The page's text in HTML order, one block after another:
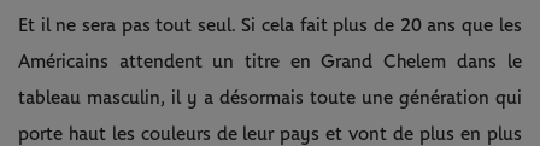
Et il ne sera pas tout seul. Si cela fait plus de 20 ans que les
Américains attendent un titre en Grand Chelem dans le
tableau masculin, il y a désormais toute une génération qui
porte haut les couleurs de leur pays et vont de plus en plus